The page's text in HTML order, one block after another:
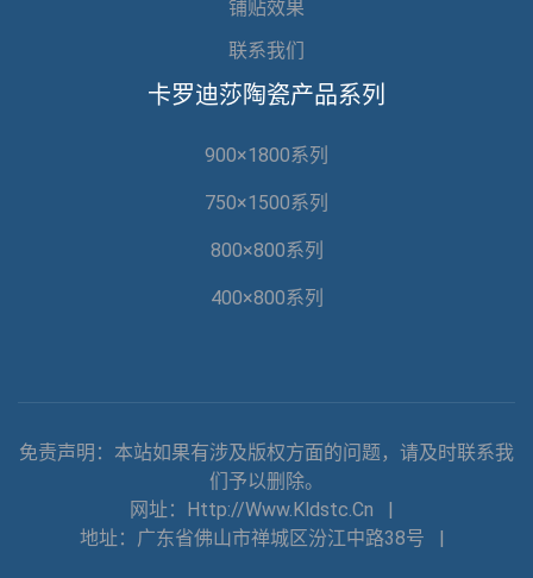
铺贴效果
联系我们
卡罗迪莎陶瓷产品系列
900×1800系列
750×1500系列
800×800系列
400×800系列
免责声明：本站如果有涉及版权方面的问题，请及时联系我
们予以删除。
网址：http://www.kldstc.cn |
地址：广东省佛山市禅城区汾江中路38号 |